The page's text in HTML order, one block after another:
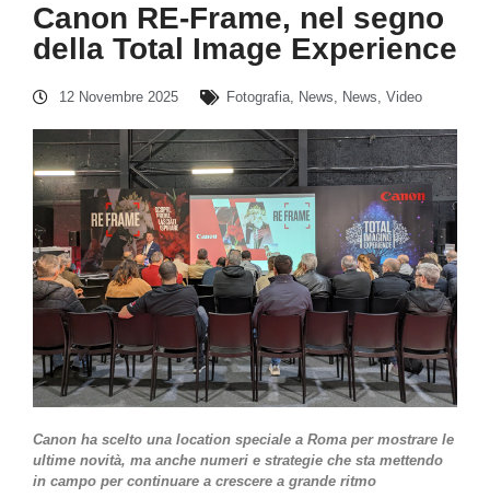
Canon RE-Frame, nel segno
della Total Image Experience
12 Novembre 2025 Fotografia, News, News, Video
Canon ha scelto una location speciale a Roma per mostrare le
ultime novità, ma anche numeri e strategie che sta mettendo
in campo per continuare a crescere a grande ritmo